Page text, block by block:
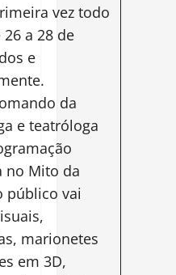
vez todo
a 28 de
e
da
e teatróloga
no Mito da
público vai
marionetes
em 3D,